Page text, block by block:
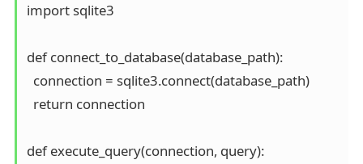
import sqlite3
def connect_to_database(database_path):
  connection = sqlite3.connect(database_path)
  return connection
def execute_query(connection, query):